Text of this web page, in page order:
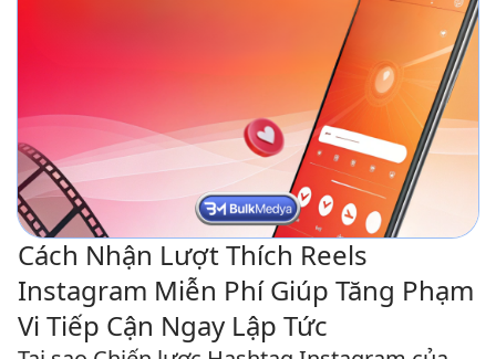
Cách Nhận Lượt Thích Reels
Instagram Miễn Phí Giúp Tăng Phạm
Vi Tiếp Cận Ngay Lập Tức